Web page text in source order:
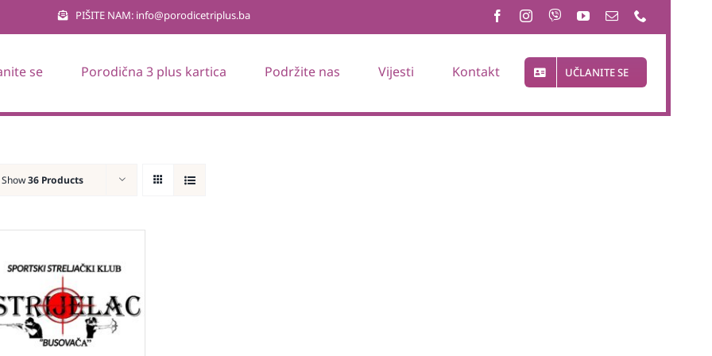
PIŠITE NAM: info@porodicetriplus.ba
se Porodična 3 plus kartica Podržite nas Vijesti Kontakt UČLANITE SE
Show36 Products